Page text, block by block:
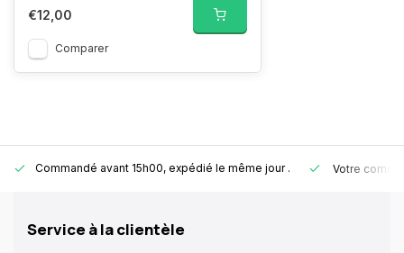
€12,00
Comparer
Commandé avant 15h00, expédié le même jour . Votre
Service à la clientèle